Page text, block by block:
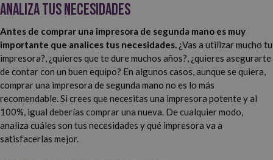
Analiza tus necesidades
Antes de comprar una impresora de segunda mano es muy
importante que analices tus necesidades. ¿Vas a utilizar mucho tu
impresora?, ¿quieres que te dure muchos años?, ¿quieres asegurarte
de contar con un buen equipo? En algunos casos, aunque se quiera,
comprar una impresora de segunda mano no es lo más
recomendable. Si crees que necesitas una impresora potente y al
100%, igual deberías comprar una nueva. De cualquier modo,
analiza cuáles son tus necesidades y qué impresora va a
satisfacerlas mejor.